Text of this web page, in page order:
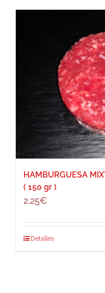
HAMBURGUESA
( 150 gr )
2,25€
Detalles